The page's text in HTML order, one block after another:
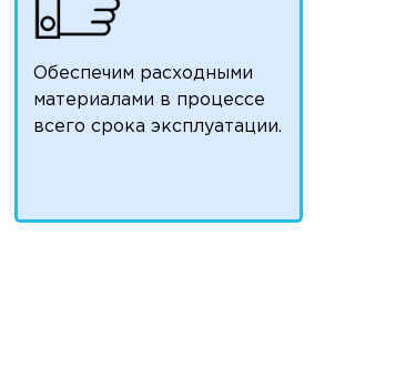
Обеспечим расходными
материалами в процессе
всего срока эксплуатации.